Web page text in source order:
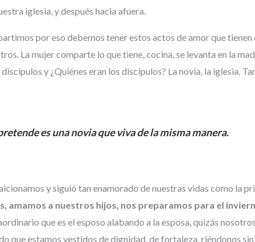
iglesia, y después hacia afuera.
por eso debemos tener estos actos de amor que
La mujer comparte lo que tiene, cocina, se levanta en la
y ¿Quiénes eran los discípulos? La novia, la iglesia.
es una novia que viva de la misma manera.
y siguió tan enamorado de nuestras vidas como la
amamos a nuestros hijos, nos preparamos para el
que es el esposo alabando a la esposa, quizás
que estamos vestidos de dignidad, de fortaleza, riéndonos